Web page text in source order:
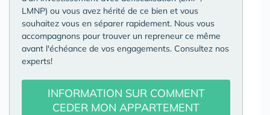
LMNP) ou vous avez hérité de ce bien et vous
souhaitez vous en séparer rapidement. Nous vous
accompagnons pour trouver un repreneur ce même
avant l'échéance de vos engagements. Consultez nos
experts!
INFORMATION SUR COMMENT
CEDER MON APPARTEMENT